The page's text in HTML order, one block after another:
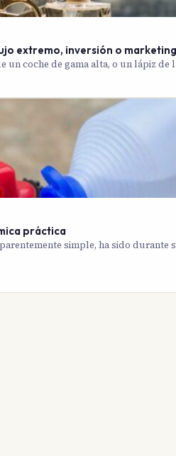
extremo, inversión o
un coche de gama alta, o un lápiz de
práctica
simple, ha sido durante